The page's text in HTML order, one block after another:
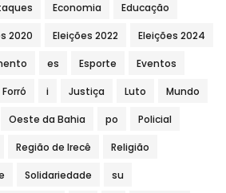
Economia Educação
2020 Eleições 2022 Eleições 2024
es Esporte Eventos
Forró i Justiça Luto Mundo
Oeste da Bahia po Policial
Região de Irecê Religião
Solidariedade su